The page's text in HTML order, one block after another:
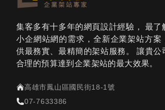
集客多有十多年的網頁設計經驗， 最了
小企網站網的需求，全新企業架站方案
供最務實、最精簡的架站服務。 讓貴公
合理的預算達到企業架站的最大效果。
高雄市鳳山區國民街18-1號
07-7633386